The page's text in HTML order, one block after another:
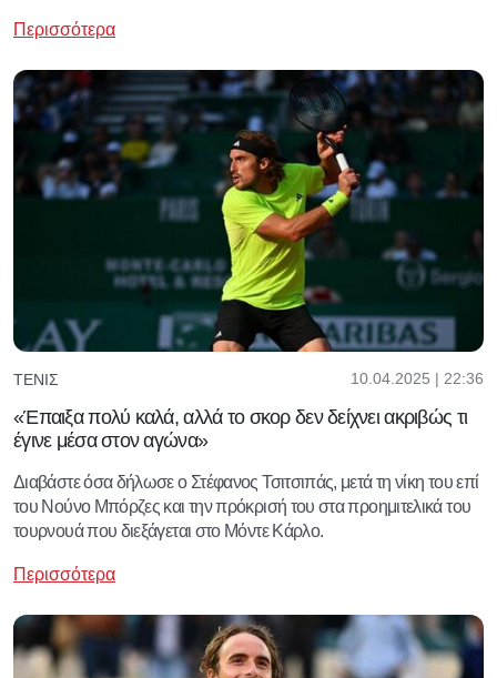
Περισσότερα
ΤΈΝΙΣ 10.04.2025 | 22:36
«Έπαιξα πολύ καλά, αλλά το σκορ δεν δείχνει ακριβώς τι
έγινε μέσα στον αγώνα»
Διαβάστε όσα δήλωσε ο Στέφανος Τσιτσιπάς, μετά τη νίκη του επί
του Νούνο Μπόρζες και την πρόκρισή του στα προημιτελικά του
τουρνουά που διεξάγεται στο Μόντε Κάρλο.
Περισσότερα